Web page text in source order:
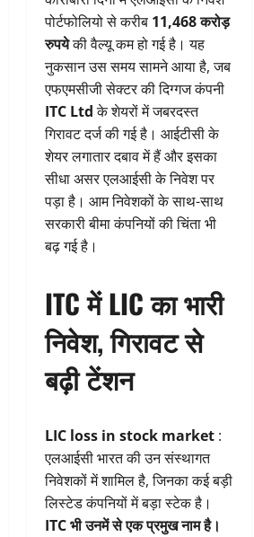
पोर्टफोलियो से करीब 11,468 करोड़
रुपयेकी वैल्यू कम हो गई है। यह
नुकसान उस समय सामने आया है, जब
एफएमसीजी सेक्टर की दिग्गज कंपनी
ITC Ltdके शेयरों में जबरदस्त
गिरावट दर्ज की गई है। आईटीसी के
शेयर लगातार दबाव में हैं और इसका
सीधा असर एलआईसी के निवेश पर
पड़ा है। आम निवेशकों के साथ-साथ
सरकारी बीमा कंपनियों की चिंता भी
बढ़ गई है।
ITC में LIC का भारी
निवेश, गिरावट से
बढ़ी टेंशन
LIC loss in stock market :
एलआईसी भारत की उन संस्थागत
निवेशकों में शामिल है, जिनका कई बड़ी
लिस्टेड कंपनियों में बड़ा स्टेक है।
ITC भी उनमें से एक प्रमुख नाम है।